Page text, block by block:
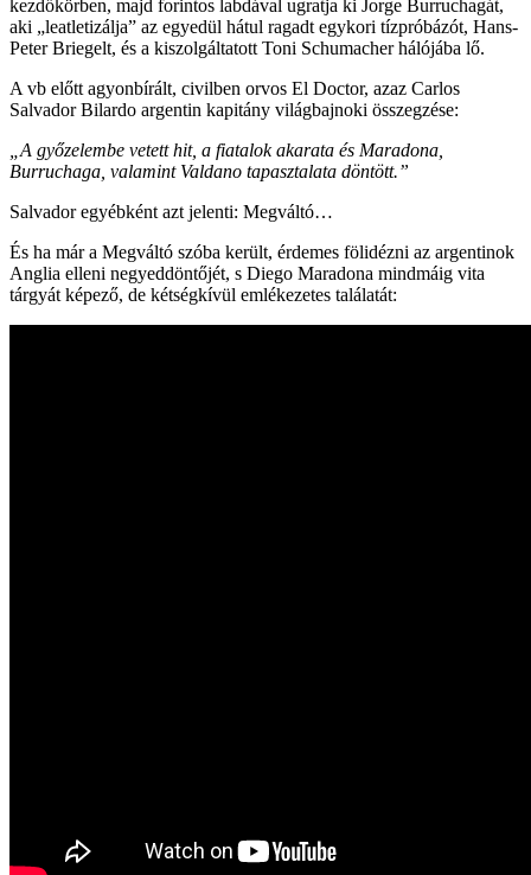
kezdőkörben, majd forintos labdával ugratja ki Jorge Burruchagát,
aki „leatletizálja” az egyedül hátul ragadt egykori tízpróbázót, Hans-
Peter Briegelt, és a kiszolgáltatott Toni Schumacher hálójába lő.
A vb előtt agyonbírált, civilben orvos El Doctor, azaz Carlos
Salvador Bilardo argentin kapitány világbajnoki összegzése:
„A győzelembe vetett hit, a fiatalok akarata és Maradona,
Burruchaga, valamint Valdano tapasztalata döntött.”
Salvador egyébként azt jelenti: Megváltó…
És ha már a Megváltó szóba került, érdemes fölidézni az argentinok
Anglia elleni negyeddöntőjét, s Diego Maradona mindmáig vita
tárgyát képező, de kétségkívül emlékezetes találatát: